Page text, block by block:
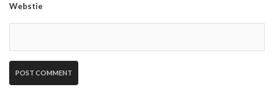
Webstie